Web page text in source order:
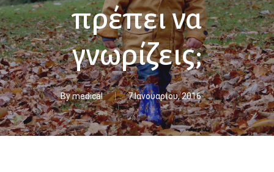
πρέπει να
γνωρίζεις;
Bymedical 7 Ιανουαρίου, 2016